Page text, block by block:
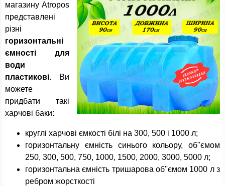
магазину Atropos
представлені
різні
горизонтальні
ємності для
води
пластикові. Ви
можете
придбати такі
харчові баки:
круглі харчові ємкості білі на 300, 500 і 1000 л;
горизонтальну ємність синього кольору, об''ємом
250, 300, 500, 750, 1000, 1500, 2000, 3000, 5000 л;
горизонтальна ємність тришарова об''ємом 1000 л з
ребром жорсткості